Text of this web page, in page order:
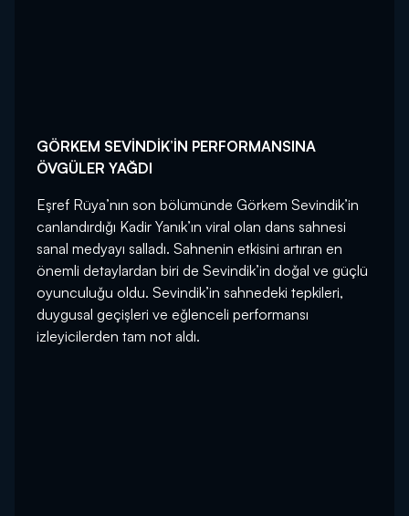
GÖRKEM SEVİNDİK’İN PERFORMANSINA
ÖVGÜLER YAĞDI
Eşref Rüya’nın son bölümünde Görkem Sevindik’in
canlandırdığı Kadir Yanık’ın viral olan dans sahnesi
sanal medyayı salladı. Sahnenin etkisini artıran en
önemli detaylardan biri de Sevindik’in doğal ve güçlü
oyunculuğu oldu. Sevindik’in sahnedeki tepkileri,
duygusal geçişleri ve eğlenceli performansı
izleyicilerden tam not aldı.